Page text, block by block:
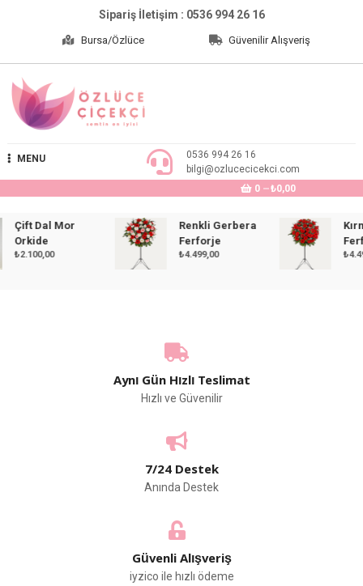
Sipariş İletişim : 0536 994 26 16
Bursa/Özlüce Güvenilir Alışveriş
Özlüce Çiçekçi
MENU
0536 994 26 16
bilgi@ozlucecicekci.com
0
₺0,00
Dal Mor
2.100,00
Renkli Gerbera
Ferforje
4.499,00
Aynı Gün Hızlı Teslimat
Hızlı ve Güvenilir
7/24 Destek
Anında Destek
Güvenli Alışveriş
iyzico ile hızlı ödeme